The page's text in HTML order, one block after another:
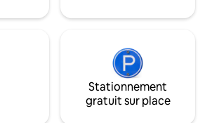
Stationnement
gratuit sur place